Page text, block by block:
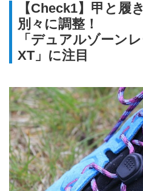
【Check1】甲と履
別々に調整！
「デュアルゾーン
XT」に注目